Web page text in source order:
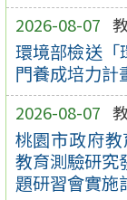
2026-08-07
環境部檢送「
門養成培力計
2026-08-07
桃園市政府
教育測驗研究
題研習會實施